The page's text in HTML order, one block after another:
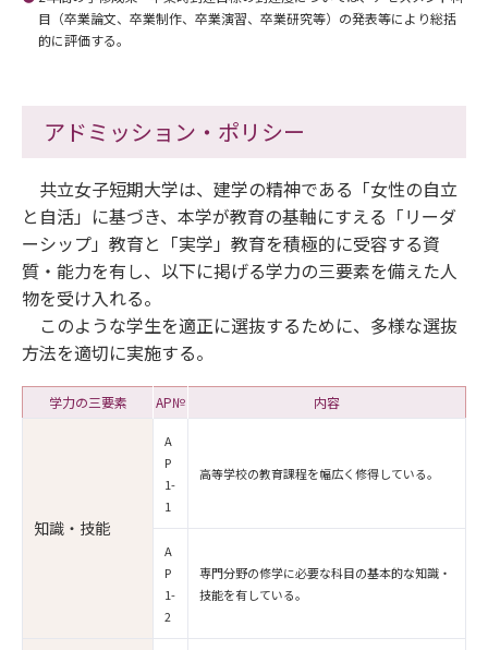
目（卒業論文、卒業制作、卒業演習、卒業研究等）の発表等により総括
的に評価する。
アドミッション・ポリシー
共立女子短期大学は、建学の精神である「女性の自立
と自活」に基づき、本学が教育の基軸にすえる「リーダ
ーシップ」教育と「実学」教育を積極的に受容する資
質・能力を有し、以下に掲げる学力の三要素を備えた人
物を受け入れる。
このような学生を適正に選抜するために、多様な選抜
方法を適切に実施する。
学力の三要素 AP№ 内容
知識・技能
A
P
1-
1
高等学校の教育課程を幅広く修得している。
A
P
1-
2
専門分野の修学に必要な科目の基本的な知識・
技能を有している。